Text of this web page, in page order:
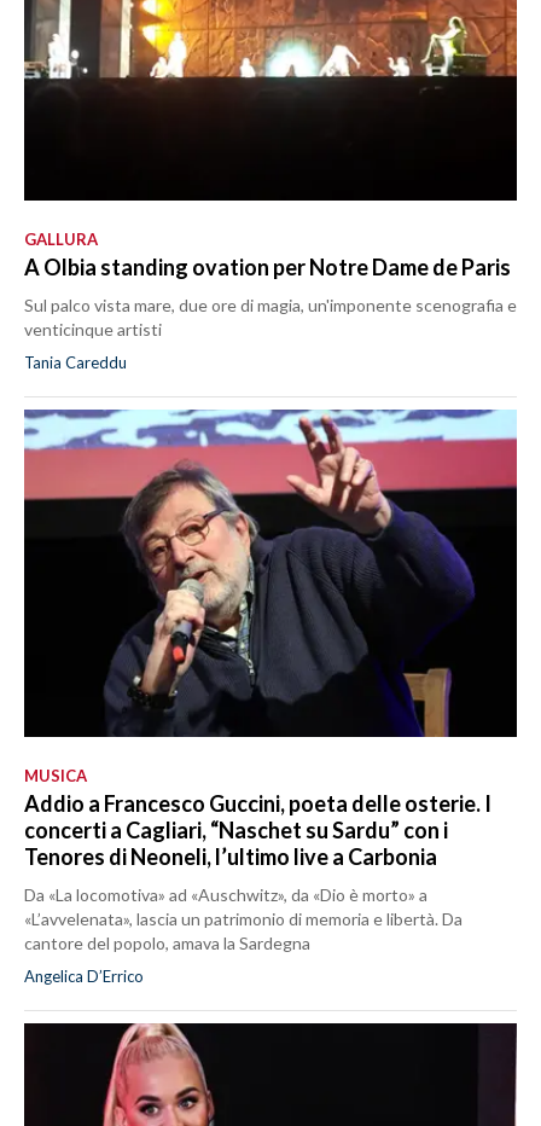
GALLURA
A Olbia standing ovation per Notre Dame de Paris
Sul palco vista mare, due ore di magia, un'imponente scenografia e
venticinque artisti
Tania Careddu
MUSICA
Addio a Francesco Guccini, poeta delle osterie. I
concerti a Cagliari, “Naschet su Sardu” con i
Tenores di Neoneli, l’ultimo live a Carbonia
Da «La locomotiva» ad «Auschwitz», da «Dio è morto» a
«L’avvelenata», lascia un patrimonio di memoria e libertà. Da
cantore del popolo, amava la Sardegna
Angelica D’Errico